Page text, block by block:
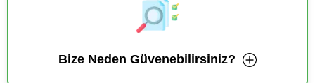
Bize Neden Güvenebilirsiniz?